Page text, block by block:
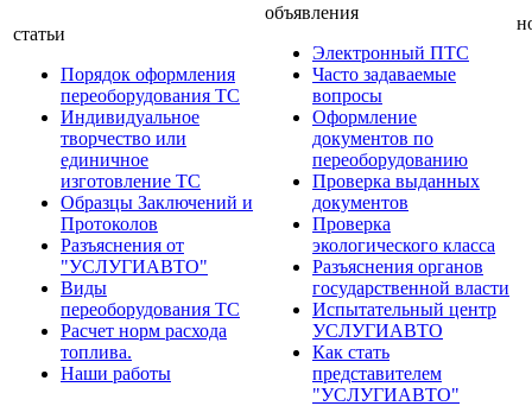
статьи
Порядок оформления
переоборудования ТС
Индивидуальное
творчество или
единичное
изготовление ТС
Образцы Заключений и
Протоколов
Разъяснения от
"УСЛУГИАВТО"
Виды
переоборудования ТС
Расчет норм расхода
топлива.
Наши работы
объявления
Электронный ПТС
Часто задаваемые
вопросы
Оформление
документов по
переоборудованию
Проверка выданных
документов
Проверка
экологического класса
Разъяснения органов
государственной власти
Испытательный центр
УСЛУГИАВТО
Как стать
представителем
"УСЛУГИАВТО"